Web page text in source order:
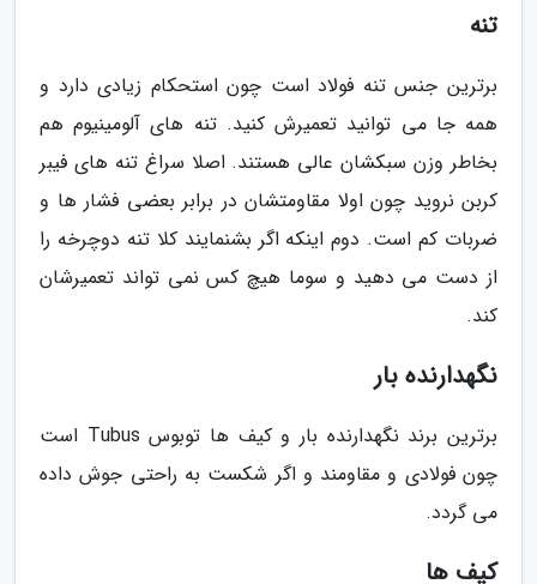
تنه
برترین جنس تنه فولاد است چون استحکام زیادی دارد و
همه جا می توانید تعمیرش کنید. تنه های آلومینیوم هم
بخاطر وزن سبکشان عالی هستند. اصلا سراغ تنه های فیبر
کربن نروید چون اولا مقاومتشان در برابر بعضی فشار ها و
ضربات کم است. دوم اینکه اگر بشنمایند کلا تنه دوچرخه را
از دست می دهید و سوما هیچ کس نمی تواند تعمیرشان
کند.
نگهدارنده بار
برترین برند نگهدارنده بار و کیف ها توبوس Tubus است
چون فولادی و مقاومند و اگر شکست به راحتی جوش داده
می گردد.
کیف ها